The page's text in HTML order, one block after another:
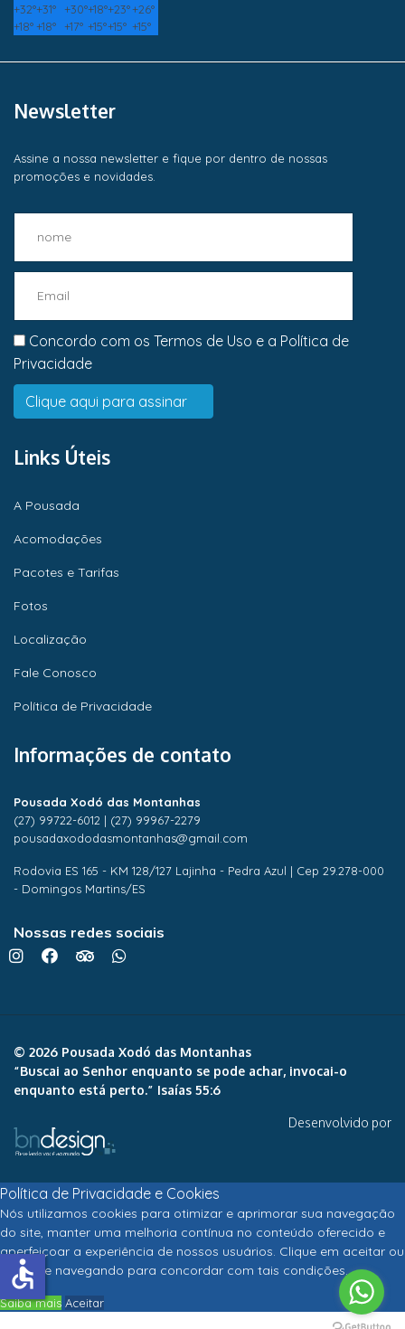
+32°+31° +30°+18°+23°+26°
+18°+18° +17° +15°+15° +15°
Newsletter
Assine a nossa newsletter e fique por dentro de nossas
promoções e novidades.
Concordo com os Termos de Uso e a Política de
Privacidade
Links Úteis
A Pousada
Acomodações
Pacotes e Tarifas
Fotos
Localização
Fale Conosco
Política de Privacidade
Informações de contato
Pousada Xodó das Montanhas
(27) 99722-6012 | (27) 99967-2279
pousadaxododasmontanhas@gmail.com
Rodovia ES 165 - KM 128/127 Lajinha - Pedra Azul | Cep 29.278-000
- Domingos Martins/ES
Nossas redes sociais
© 2026 Pousada Xodó das Montanhas
“Buscai ao Senhor enquanto se pode achar, invocai-o
enquanto está perto.” Isaías 55:6
Desenvolvido por
Política de Privacidade e Cookies
Nós utilizamos cookies para otimizar e aprimorar sua navegação
do site, manter uma melhoria contínua no conteúdo oferecido e
aperfeiçoar a experiência de nossos usuários. Clique em aceitar ou
continue navegando para concordar com tais condições.
Saiba mais Aceitar
accessible